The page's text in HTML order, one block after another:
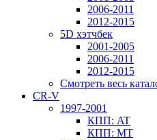
2006-2011
2012-2015
5D хэтчбек
2001-2005
2006-2011
2012-2015
Смотреть весь
CR-V
1997-2001
КПП: AT
КПП: MT